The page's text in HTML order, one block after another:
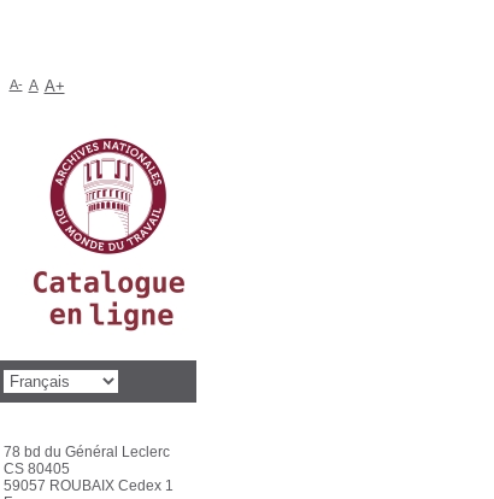
A- A A+
78 bd du Général Leclerc
CS 80405
59057 ROUBAIX Cedex 1